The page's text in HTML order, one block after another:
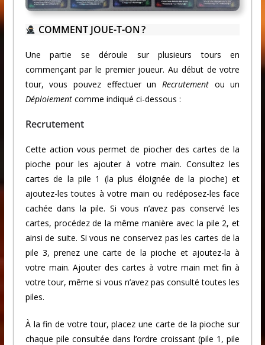
COMMENT JOUE-T-ON ?
Une partie se déroule sur plusieurs tours en
commençant par le premier joueur. Au début de votre
tour, vous pouvez effectuer un Recrutementou un
Déploiementcomme indiqué ci-dessous :
Recrutement
Cette action vous permet de piocher des cartes de la
pioche pour les ajouter à votre main. Consultez les
cartes de la pile 1 (la plus éloignée de la pioche) et
ajoutez-les toutes à votre main ou redéposez-les face
cachée dans la pile. Si vous n’avez pas conservé les
cartes, procédez de la même manière avec la pile 2, et
ainsi de suite. Si vous ne conservez pas les cartes de la
pile 3, prenez une carte de la pioche et ajoutez-la à
votre main. Ajouter des cartes à votre main met fin à
votre tour, même si vous n’avez pas consulté toutes les
piles.
À la fin de votre tour, placez une carte de la pioche sur
chaque pile consultée dans l’ordre croissant (pile 1, pile